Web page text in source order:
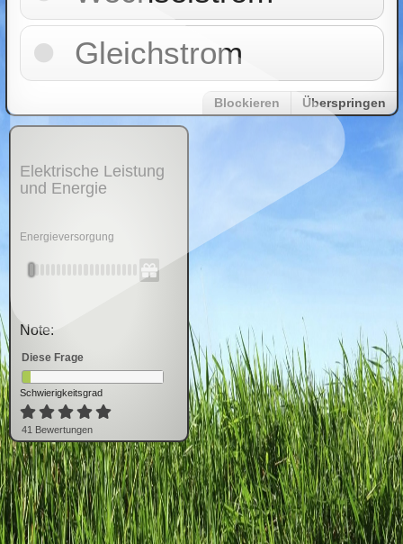
Gleichstrom
Blockieren Überspringen
Elektrische Leistung
und Energie
Energieversorgung
Note:
Diese Frage
Schwierigkeitsgrad
41 Bewertungen